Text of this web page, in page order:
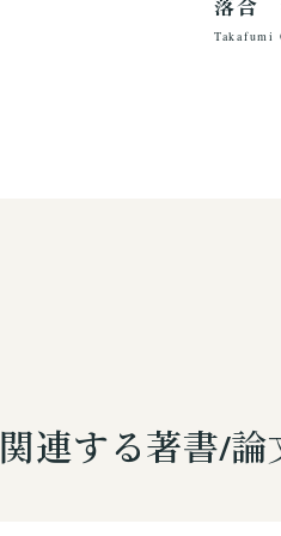
落合
Takafumi
関連する著書/論